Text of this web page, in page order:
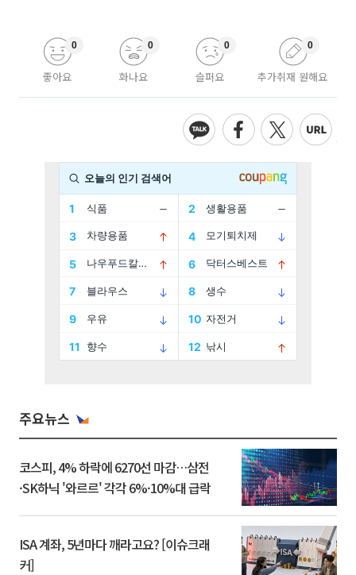
좋아요
0
화나요
0
슬퍼요
0
추가취재 원해요
0
주요뉴스
코스피, 4% 하락에 6270선 마감…삼전
·SK하닉 '와르르' 각각 6%·10%대 급락
ISA 계좌, 5년마다 깨라고요? [이슈크래
커]